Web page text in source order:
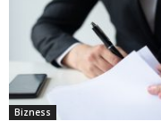
Bizness